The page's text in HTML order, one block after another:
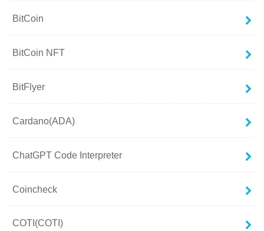
BitCoin
BitCoin NFT
BitFlyer
Cardano(ADA)
ChatGPT Code Interpreter
Coincheck
COTI(COTI)